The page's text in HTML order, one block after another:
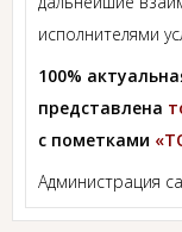
исполнителями
100%
представлена
с пометками
Администрация